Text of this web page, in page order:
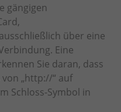
gängigen
über eine
Eine
Sie daran, dass
„http://“ auf
Schloss-Symbol in